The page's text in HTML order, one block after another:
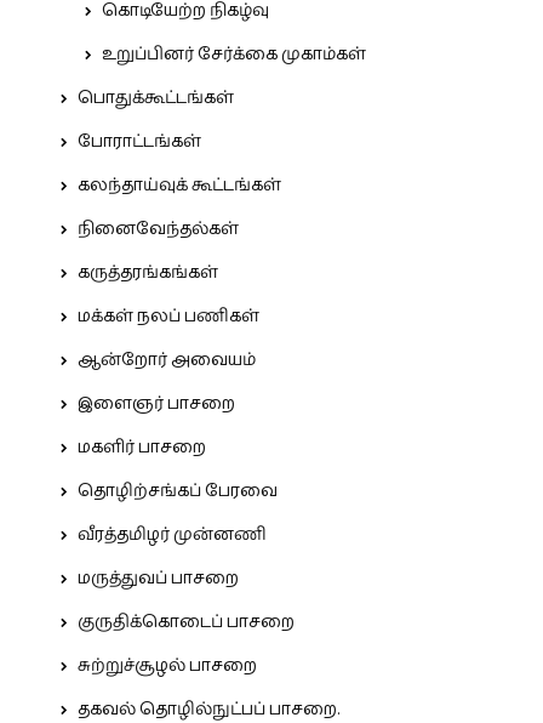
கொடியேற்ற நிகழ்வு
உறுப்பினர் சேர்க்கை முகாம்கள்
பொதுக்கூட்டங்கள்
போராட்டங்கள்
கலந்தாய்வுக் கூட்டங்கள்
நினைவேந்தல்கள்
கருத்தரங்கங்கள்
மக்கள் நலப் பணிகள்
ஆன்றோர் அவையம்
இளைஞர் பாசறை
மகளிர் பாசறை
தொழிற்சங்கப் பேரவை
வீரத்தமிழர் முன்னணி
மருத்துவப் பாசறை
குருதிக்கொடைப் பாசறை
சுற்றுச்சூழல் பாசறை
தகவல் தொழில்நுட்பப் பாசறை.